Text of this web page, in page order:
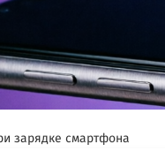
зарядке смартфона